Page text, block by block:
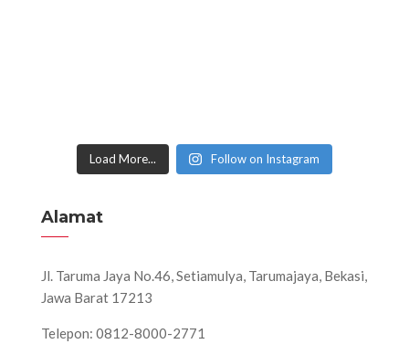
Load More... Follow on Instagram
Alamat
Jl. Taruma Jaya No.46, Setiamulya, Tarumajaya, Bekasi,
Jawa Barat 17213
Telepon: 0812-8000-2771